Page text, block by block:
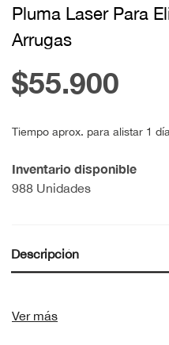
Pluma Laser Para
Arrugas
$55.900
Tiempo aprox. para alistar 1
Inventario disponible
988 Unidades
Descripción
Ver más